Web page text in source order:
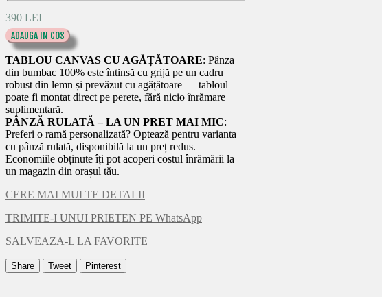
390 LEI
ADAUGA IN COS
TABLOU CANVAS CU AGĂȚĂTOARE: Pânza
din bumbac 100% este întinsă cu grijă pe un cadru
robust din lemn și prevăzut cu agățătoare — tabloul
poate fi montat direct pe perete, fără nicio înrămare
suplimentară.
PÂNZĂ RULATĂ – LA UN PRET MAI MIC:
Preferi o ramă personalizată? Optează pentru varianta
cu pânză rulată, disponibilă la un preț redus.
Economiile obținute îți pot acoperi costul înrămării la
un magazin din orașul tău.
CERE MAI MULTE DETALII
TRIMITE-I UNUI PRIETEN PE WhatsApp
SALVEAZA-L LA FAVORITE
Share Tweet Pinterest